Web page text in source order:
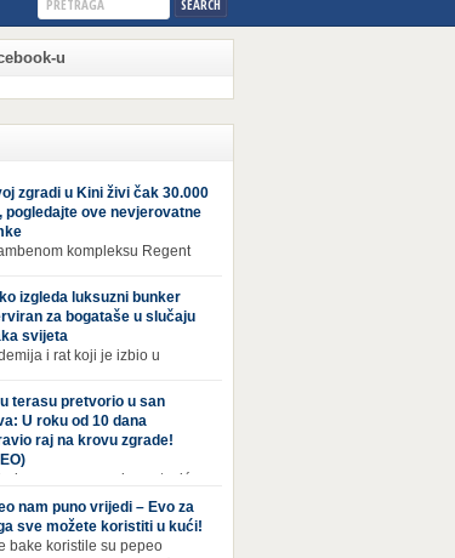
u
zgradi u Kini živi čak 30.000
pogledajte ove nevjerovatne
kompleksu Regent
Cityju u poslovnoj četvrti
trenutno živi gotovo 30 hiljada
izaći iz njega. Naime, s
zgrade mogu pronaći sve
zatrebaju, stanari ovog
izgleda luksuzni bunker
za bogataše u slučaju
svijeta
i rat koji je izbio u
koje mogu zadesiti svijet
dok se većina ljudi nada da
postati još gora te da su
oružjem isprazne, ima i onih
najgori scenariji. Naime,
terasu pretvorio u san
U roku od 10 dana
raj na krovu zgrade!
na ovu prepravku, ostaviće
na zadnjem spratu zgrade ima
i mana. Izloženost kiši, suncu,
se materijali brže troše, a
nam puno vrijedi – Evo za
sve možete koristiti u kući!
bake koristile su pepeo